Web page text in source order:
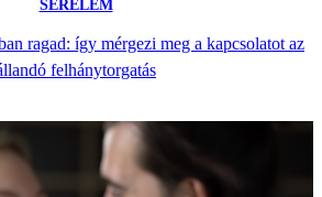
SÉRELEM
ragad: így mérgezi meg a kapcsolatot az
felhánytorgatás